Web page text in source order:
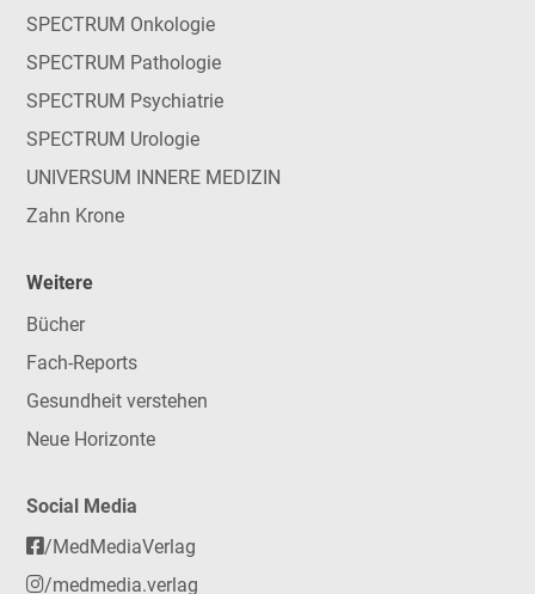
SPECTRUM Onkologie
SPECTRUM Pathologie
SPECTRUM Psychiatrie
SPECTRUM Urologie
UNIVERSUM INNERE MEDIZIN
Zahn Krone
Weitere
Bücher
Fach-Reports
Gesundheit verstehen
Neue Horizonte
Social Media
/MedMediaVerlag
/medmedia.verlag